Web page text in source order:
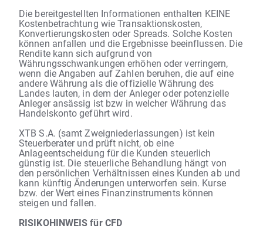
Die bereitgestellten Informationen enthalten KEINE
Kostenbetrachtung wie Transaktionskosten,
Konvertierungskosten oder Spreads. Solche Kosten
können anfallen und die Ergebnisse beeinflussen. Die
Rendite kann sich aufgrund von
Währungsschwankungen erhöhen oder verringern,
wenn die Angaben auf Zahlen beruhen, die auf eine
andere Währung als die offizielle Währung des
Landes lauten, in dem der Anleger oder potenzielle
Anleger ansässig ist bzw in welcher Währung das
Handelskonto geführt wird.
XTB S.A. (samt Zweigniederlassungen) ist kein
Steuerberater und prüft nicht, ob eine
Anlageentscheidung für die Kunden steuerlich
günstig ist. Die steuerliche Behandlung hängt von
den persönlichen Verhältnissen eines Kunden ab und
kann künftig Änderungen unterworfen sein. Kurse
bzw. der Wert eines Finanzinstruments können
steigen und fallen.
RISIKOHINWEIS für CFD